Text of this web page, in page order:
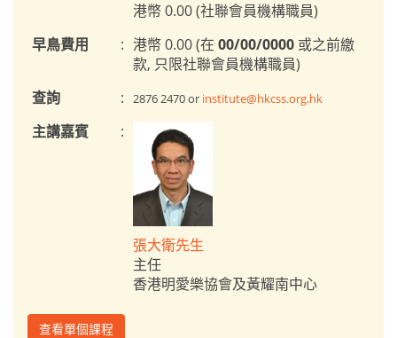
港幣 0.00 (社聯會員機構職員)
早鳥費用
: 港幣 0.00 (在 00/00/0000 或之前繳
款, 只限社聯會員機構職員)
查詢
: 2876 2470 or institute@hkcss.org.hk
主講嘉賓 :
張大衛先生
主任
香港明愛樂協會及黃耀南中心
查看單個課程